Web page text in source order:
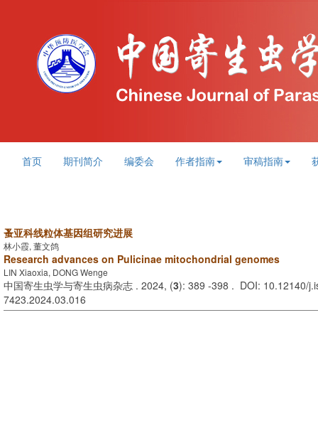
首页 期刊简介 编委会 作者指南 审稿指南
蚤亚科线粒体基因组研究进展
林小霞, 董文鸽
Research advances on Pulicinae mitochondrial genomes
LIN Xiaoxia, DONG Wenge
中国寄生虫学与寄生虫病杂志 . 2024, (3): 389 -398 . DOI: 10.12140/
7423.2024.03.016